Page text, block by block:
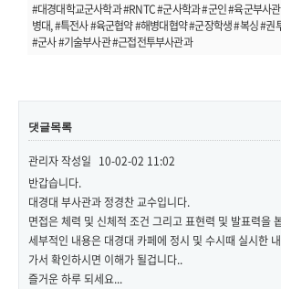
#대경대학교군사학과 #RNTC #군사학과 #군인 #육군부사
병대, #특전사 #육군협약 #해병대협약 #군장학생 #복싱 #권
#군사 #기술부사관 #근접전투부사관과
댓글목록
관리자작성일 10-02-02 11:02
반갑습니다.
대경대 부사관과 정경찬 교수입니다.
면접은 체력 및 신체적 조건 그리고 표현력 및 발표력을
세부적인 내용은 대경대 카페에 정시 및 수시때 실시한
가서 확인하시면 이해가 될겁니다..
즐거운 하루 되세요...